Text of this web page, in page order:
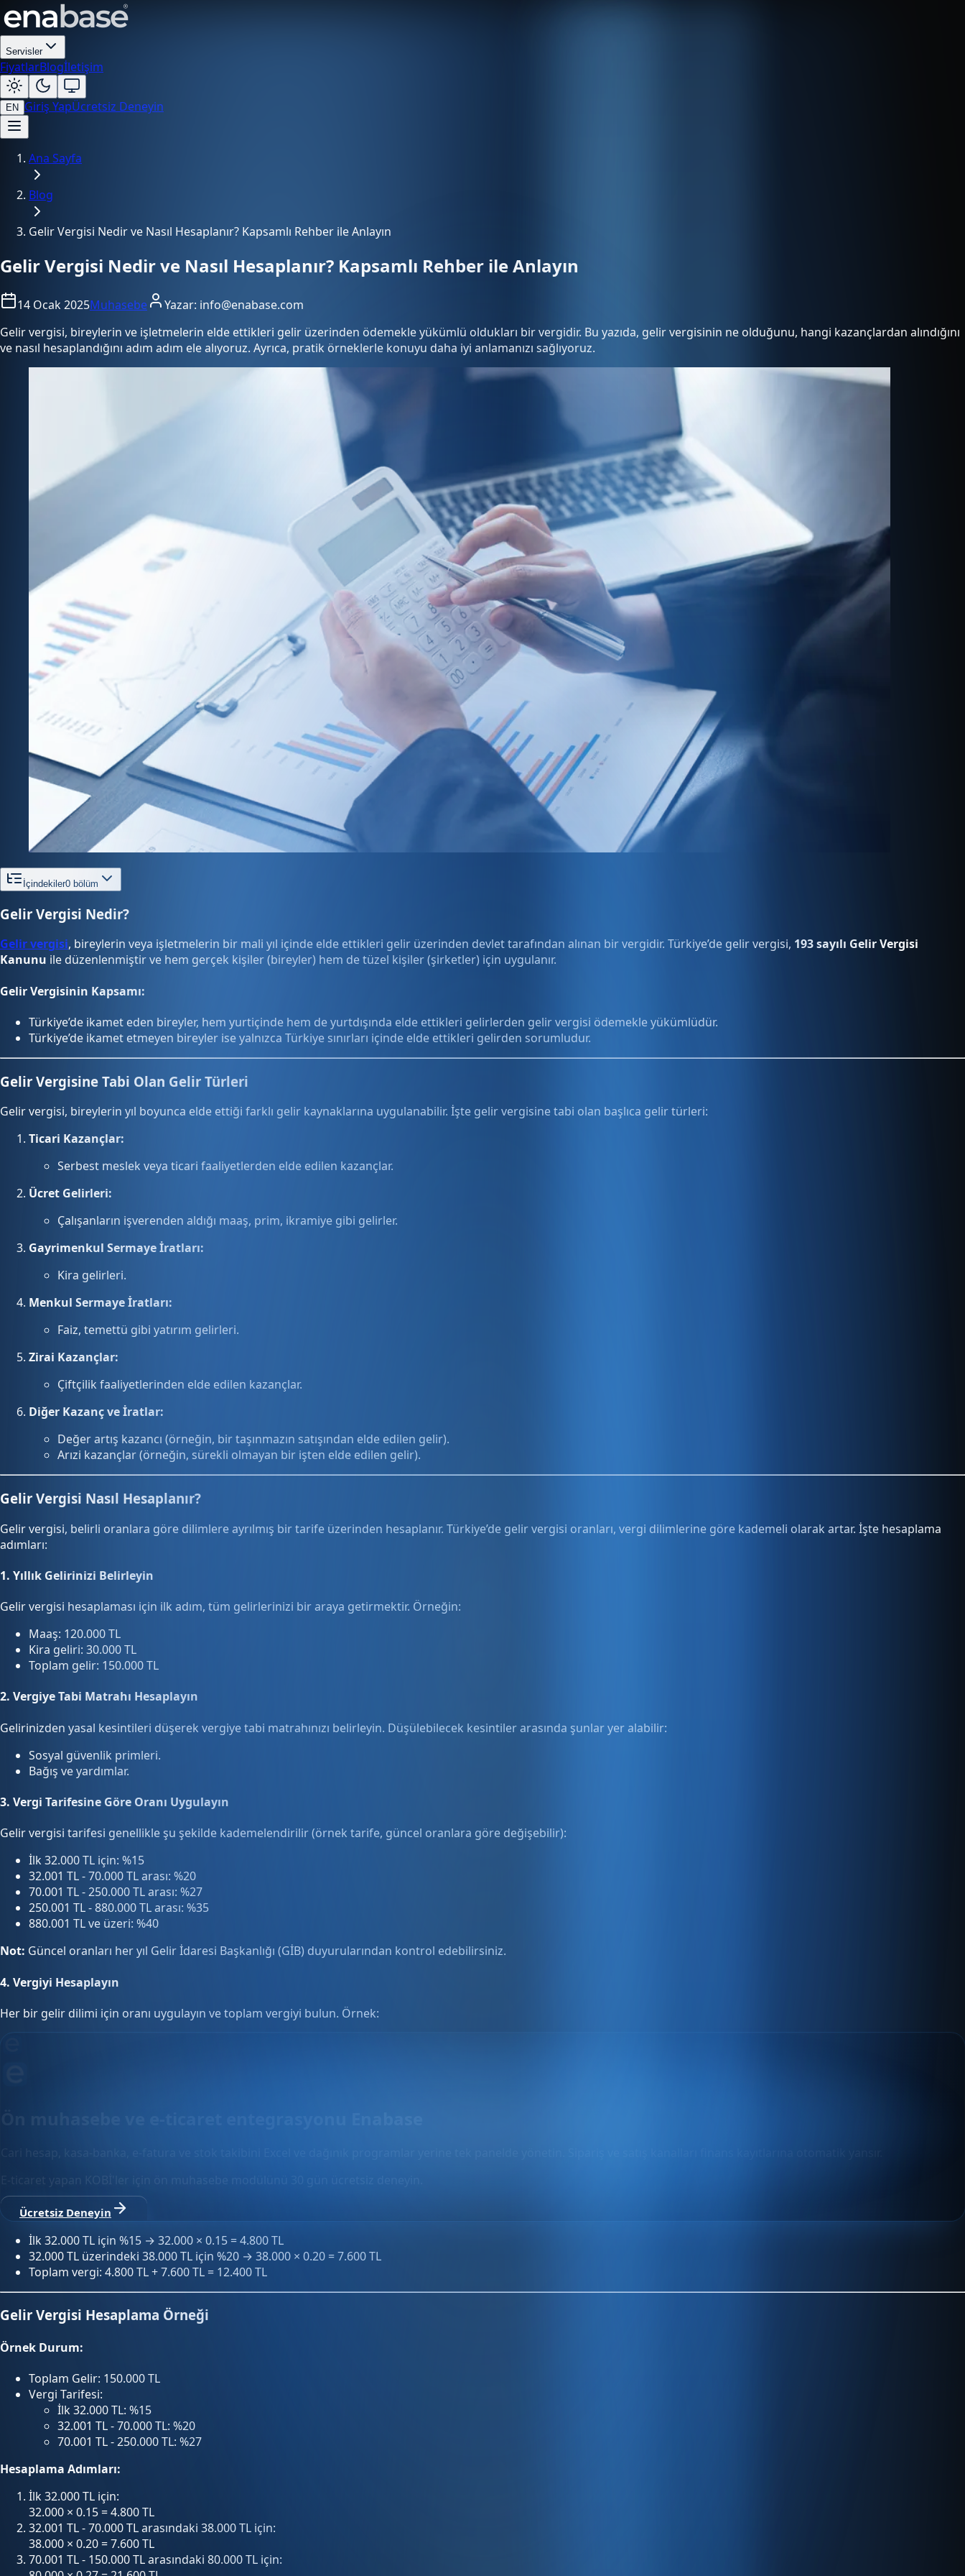
Servisler
FiyatlarBlogİletişim
EN Giriş YapÜcretsiz Deneyin
Ana Sayfa
Blog
Gelir Vergisi Nedir ve Nasıl Hesaplanır? Kapsamlı Rehber ile Anlayın
Gelir Vergisi Nedir ve Nasıl Hesaplanır? Kapsamlı Rehber ile Anlayın
14 Ocak 2025Muhasebe Yazar: info@enabase.com
Gelir vergisi, bireylerin ve işletmelerin elde ettikleri gelir üzerinden ödemekle yükümlü oldukları bir vergidir. Bu yazıda, gelir vergisinin ne olduğunu, hangi kazançlardan alındığını
ve nasıl hesaplandığını adım adım ele alıyoruz. Ayrıca, pratik örneklerle konuyu daha iyi anlamanızı sağlıyoruz.
İçindekiler0 bölüm
Gelir Vergisi Nedir?
Gelir vergisi, bireylerin veya işletmelerin bir mali yıl içinde elde ettikleri gelir üzerinden devlet tarafından alınan bir vergidir. Türkiye’de gelir vergisi, 193 sayılı Gelir Vergisi
Kanunu ile düzenlenmiştir ve hem gerçek kişiler (bireyler) hem de tüzel kişiler (şirketler) için uygulanır.
Gelir Vergisinin Kapsamı:
Türkiye’de ikamet eden bireyler, hem yurtiçinde hem de yurtdışında elde ettikleri gelirlerden gelir vergisi ödemekle yükümlüdür.
Türkiye’de ikamet etmeyen bireyler ise yalnızca Türkiye sınırları içinde elde ettikleri gelirden sorumludur.
Gelir Vergisine Tabi Olan Gelir Türleri
Gelir vergisi, bireylerin yıl boyunca elde ettiği farklı gelir kaynaklarına uygulanabilir. İşte gelir vergisine tabi olan başlıca gelir türleri:
Ticari Kazançlar:
Serbest meslek veya ticari faaliyetlerden elde edilen kazançlar.
Ücret Gelirleri:
Çalışanların işverenden aldığı maaş, prim, ikramiye gibi gelirler.
Gayrimenkul Sermaye İratları:
Kira gelirleri.
Menkul Sermaye İratları:
Faiz, temettü gibi yatırım gelirleri.
Zirai Kazançlar:
Çiftçilik faaliyetlerinden elde edilen kazançlar.
Diğer Kazanç ve İratlar:
Değer artış kazancı (örneğin, bir taşınmazın satışından elde edilen gelir).
Arızi kazançlar (örneğin, sürekli olmayan bir işten elde edilen gelir).
Gelir Vergisi Nasıl Hesaplanır?
Gelir vergisi, belirli oranlara göre dilimlere ayrılmış bir tarife üzerinden hesaplanır. Türkiye’de gelir vergisi oranları, vergi dilimlerine göre kademeli olarak artar. İşte hesaplama
adımları:
1. Yıllık Gelirinizi Belirleyin
Gelir vergisi hesaplaması için ilk adım, tüm gelirlerinizi bir araya getirmektir. Örneğin:
Maaş: 120.000 TL
Kira geliri: 30.000 TL
Toplam gelir: 150.000 TL
2. Vergiye Tabi Matrahı Hesaplayın
Gelirinizden yasal kesintileri düşerek vergiye tabi matrahınızı belirleyin. Düşülebilecek kesintiler arasında şunlar yer alabilir:
Sosyal güvenlik primleri.
Bağış ve yardımlar.
3. Vergi Tarifesine Göre Oranı Uygulayın
Gelir vergisi tarifesi genellikle şu şekilde kademelendirilir (örnek tarife, güncel oranlara göre değişebilir):
İlk 32.000 TL için: %15
32.001 TL - 70.000 TL arası: %20
70.001 TL - 250.000 TL arası: %27
250.001 TL - 880.000 TL arası: %35
880.001 TL ve üzeri: %40
Not: Güncel oranları her yıl Gelir İdaresi Başkanlığı (GİB) duyurularından kontrol edebilirsiniz.
4. Vergiyi Hesaplayın
Her bir gelir dilimi için oranı uygulayın ve toplam vergiyi bulun. Örnek:
E-ticaret yapan KOBİ'ler için ön muhasebe modülünü 30 gün ücretsiz deneyin.
Ücretsiz Deneyin
İlk 32.000 TL için %15 → 32.000 × 0.15 = 4.800 TL
32.000 TL üzerindeki 38.000 TL için %20 → 38.000 × 0.20 = 7.600 TL
Toplam vergi: 4.800 TL + 7.600 TL = 12.400 TL
Gelir Vergisi Hesaplama Örneği
Örnek Durum:
Toplam Gelir: 150.000 TL
Vergi Tarifesi:
İlk 32.000 TL: %15
32.001 TL - 70.000 TL: %20
70.001 TL - 250.000 TL: %27
Hesaplama Adımları:
İlk 32.000 TL için:
32.000 × 0.15 = 4.800 TL
32.001 TL - 70.000 TL arasındaki 38.000 TL için:
38.000 × 0.20 = 7.600 TL
70.001 TL - 150.000 TL arasındaki 80.000 TL için: